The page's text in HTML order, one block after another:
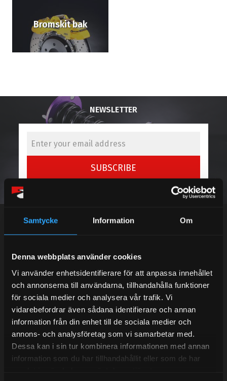
Samtycke Information Om
Denna webbplats använder cookies
Vi använder enhetsidentifierare för att anpassa innehållet
och annonserna till användarna, tillhandahålla funktioner
för sociala medier och analysera vår trafik. Vi
vidarebefordrar även sådana identifierare och annan
information från din enhet till de sociala medier och
annons- och analysföretag som vi samarbetar med.
Dessa kan i sin tur kombinera informationen med annan
information som du har tillhandahållit eller som de har
Bromskit bak
NEWSLETTER
SUBSCRIBE
Your personal information is processed in accordance with our privacy policy.
Telefonsupport:
Mån-Tors: 10:30-15:00
Lunchstängt 12:00-13:00
Tel: 031- 51 66 60
E-post:info@streetperformance.se